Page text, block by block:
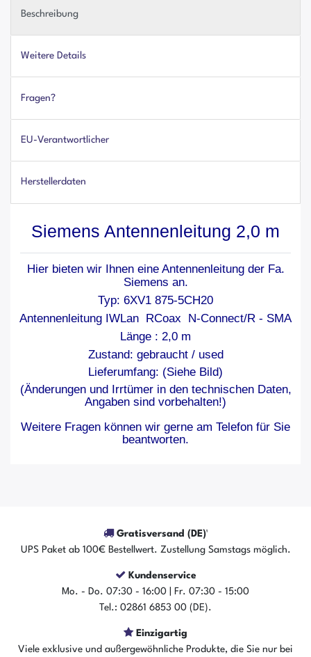
Beschreibung
Weitere Details
Fragen?
EU-Verantwortlicher
Herstellerdaten
Siemens Antennenleitung 2,0 m
Hier bieten wir Ihnen eine Antennenleitung der Fa.
Siemens an.
Typ: 6XV1 875-5CH20
Antennenleitung IWLan RCoax N-Connect/R - SMA
Länge : 2,0 m
Zustand: gebraucht / used
Lieferumfang: (Siehe Bild)
(Änderungen und Irrtümer in den technischen Daten,
Angaben sind vorbehalten!)
Weitere Fragen können wir gerne am Telefon für Sie
beantworten.
Gratisversand (DE)¹
UPS Paket ab 100€ Bestellwert. Zustellung Samstags möglich.
Kundenservice
Mo. - Do. 07:30 - 16:00 | Fr. 07:30 - 15:00
Tel.: 02861 6853 00 (DE).
Einzigartig
Viele exklusive und außergewöhnliche Produkte, die Sie nur bei